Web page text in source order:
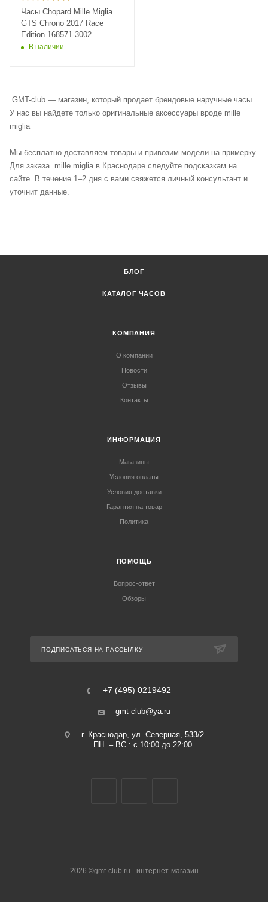
Часы Chopard Mille Miglia
GTS Chrono 2017 Race
Edition 168571-3002
В наличии
.GMT-club — магазин, который продает брендовые наручные часы.
У нас вы найдете только оригинальные аксессуары вроде mille
miglia
Мы бесплатно доставляем товары и привозим модели на примерку.
Для заказа mille miglia в Краснодаре следуйте подсказкам на
сайте. В течение 1–2 дня с вами свяжется личный консультант и
уточнит данные.
БЛОГ
КАТАЛОГ ЧАСОВ
КОМПАНИЯ
О компании
Новости
Отзывы
Контакты
ИНФОРМАЦИЯ
Магазины
Условия оплаты
Условия доставки
Гарантия на товар
Политика
ПОМОЩЬ
Вопрос-ответ
Обзоры
ПОДПИСАТЬСЯ НА РАССЫЛКУ
+7 (495) 0219492
gmt-club@ya.ru
г. Краснодар, ул. Северная, 533/2
ПН. – ВС.: с 10:00 до 22:00
2026 ©gmt-club.ru - интернет-магазин